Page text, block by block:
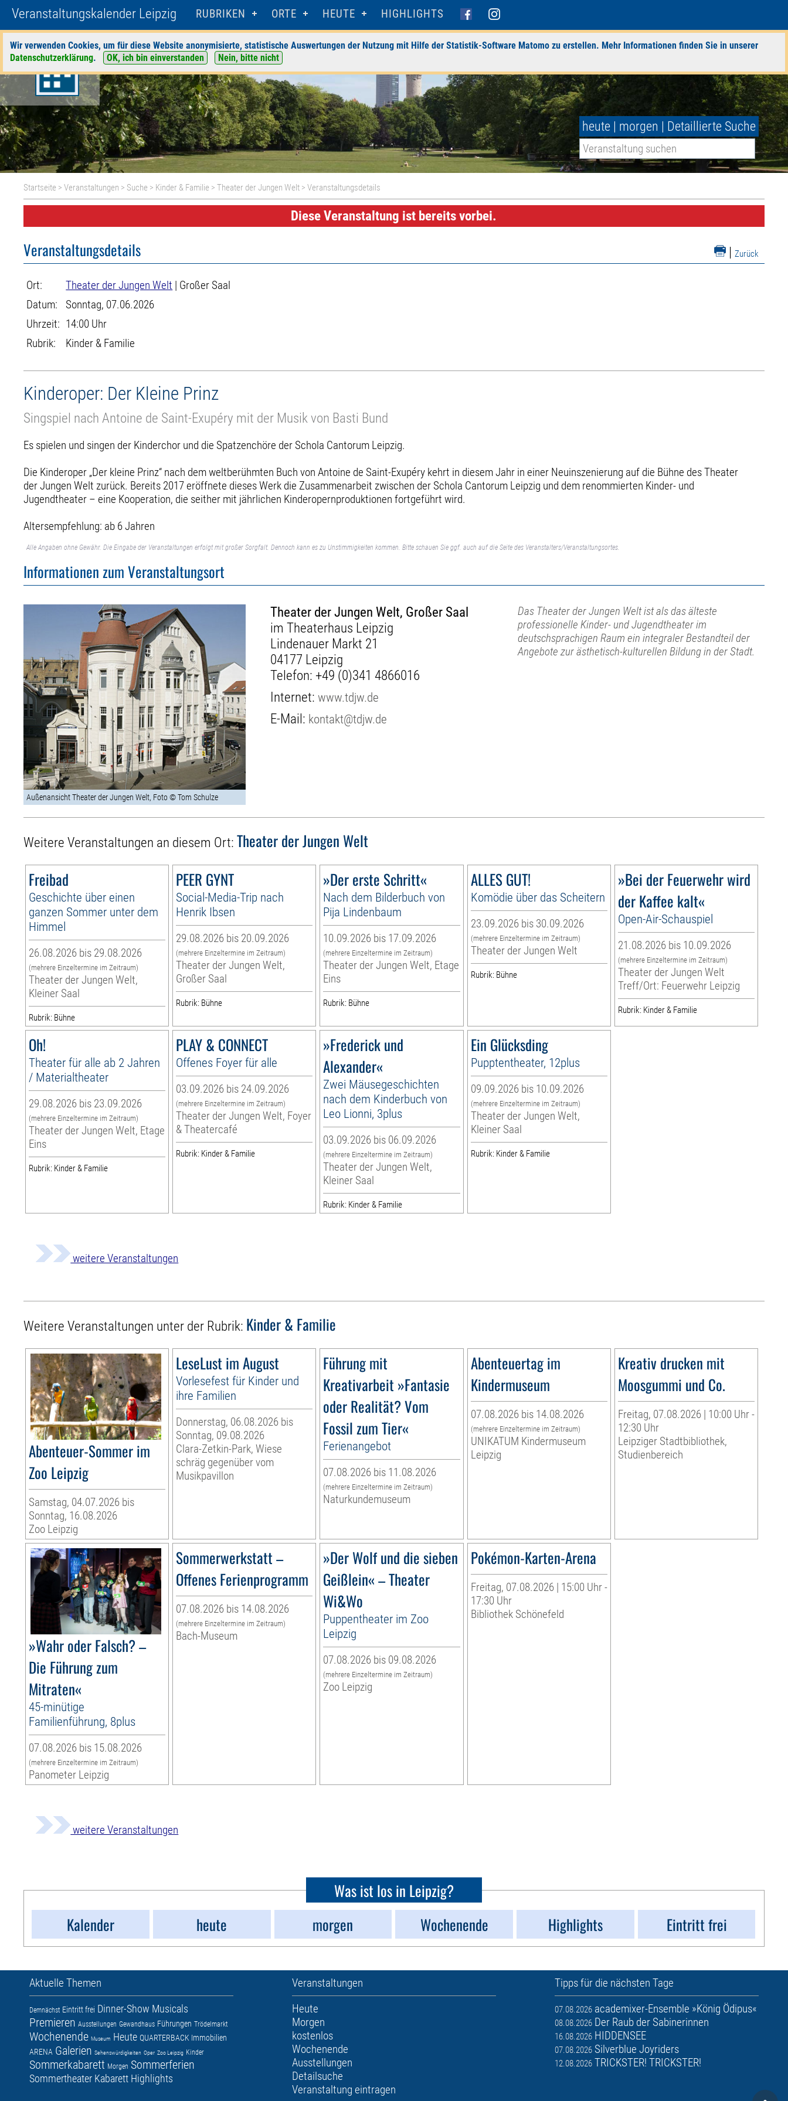
Veranstaltungskalender Leipzig RUBRIKEN ORTE HEUTE HIGHLIGHTS
Wir verwenden Cookies, um für diese Website anonymisierte, statistische Auswertungen der Nutzung mit Hilfe der Statistik-Software Matomo zu erstellen. Mehr Informationen finden Sie in unserer
Datenschutzerklärung. OK, ich bin einverstanden Nein, bitte nicht
heute | morgen | Detaillierte Suche
Startseite >Veranstaltungen > Suche > Kinder & Familie >Theater der Jungen Welt > Veranstaltungsdetails
Diese Veranstaltung ist bereits vorbei.
| Zurück
Veranstaltungsdetails
Ort: Theater der Jungen Welt | Großer Saal
Datum:
Sonntag, 07.06.2026
Uhrzeit: 14:00 Uhr
Rubrik:
Kinder & Familie
Kinderoper: Der Kleine Prinz
Singspiel nach Antoine de Saint-Exupéry mit der Musik von Basti Bund
Es spielen und singen der Kinderchor und die Spatzenchöre der Schola Cantorum Leipzig.
Die Kinderoper „Der kleine Prinz“ nach dem weltberühmten Buch von Antoine de Saint-Exupéry kehrt in diesem Jahr in einer Neuinszenierung auf die Bühne des Theater
der Jungen Welt zurück. Bereits 2017 eröffnete dieses Werk die Zusammenarbeit zwischen der Schola Cantorum Leipzig und dem renommierten Kinder- und
Jugendtheater – eine Kooperation, die seither mit jährlichen Kinderopernproduktionen fortgeführt wird.
Altersempfehlung: ab 6 Jahren
Alle Angaben ohne Gewähr. Die Eingabe der Veranstaltungen erfolgt mit großer Sorgfalt. Dennoch kann es zu Unstimmigkeiten kommen. Bitte schauen Sie ggf. auch auf die Seite des Veranstalters/Veranstaltungsortes.
Informationen zum Veranstaltungsort
Außenansicht Theater der Jungen Welt, Foto © Tom Schulze
Theater der Jungen Welt, Großer Saal
im Theaterhaus Leipzig
Lindenauer Markt 21
04177 Leipzig
Telefon: +49 (0)341 4866016
Internet:www.tdjw.de
E-Mail: kontakt@tdjw.de
Das Theater der Jungen Welt ist als das älteste
professionelle Kinder- und Jugendtheater im
deutschsprachigen Raum ein integraler Bestandteil der
Angebote zur ästhetisch-kulturellen Bildung in der Stadt.
Weitere Veranstaltungen an diesem Ort: Theater der Jungen Welt
Freibad
Geschichte über einen
ganzen Sommer unter dem
Himmel
26.08.2026 bis 29.08.2026
(mehrere Einzeltermine im Zeitraum)
Theater der Jungen Welt,
Kleiner Saal
Rubrik: Bühne
PEER GYNT
Social-Media-Trip nach
Henrik Ibsen
29.08.2026 bis 20.09.2026
(mehrere Einzeltermine im Zeitraum)
Theater der Jungen Welt,
Großer Saal
Rubrik: Bühne
»Der erste Schritt«
Nach dem Bilderbuch von
Pija Lindenbaum
10.09.2026 bis 17.09.2026
(mehrere Einzeltermine im Zeitraum)
Theater der Jungen Welt, Etage
Eins
Rubrik: Bühne
ALLES GUT!
Komödie über das Scheitern
23.09.2026 bis 30.09.2026
(mehrere Einzeltermine im Zeitraum)
Theater der Jungen Welt
Rubrik: Bühne
»Bei der Feuerwehr wird
der Kaffee kalt«
Open-Air-Schauspiel
21.08.2026 bis 10.09.2026
(mehrere Einzeltermine im Zeitraum)
Theater der Jungen Welt
Treff/Ort: Feuerwehr Leipzig
Rubrik: Kinder & Familie
Oh!
Theater für alle ab 2 Jahren
/ Materialtheater
29.08.2026 bis 23.09.2026
(mehrere Einzeltermine im Zeitraum)
Theater der Jungen Welt, Etage
Eins
Rubrik: Kinder & Familie
PLAY & CONNECT
Offenes Foyer für alle
03.09.2026 bis 24.09.2026
(mehrere Einzeltermine im Zeitraum)
Theater der Jungen Welt, Foyer
& Theatercafé
Rubrik: Kinder & Familie
»Frederick und
Alexander«
Zwei Mäusegeschichten
nach dem Kinderbuch von
Leo Lionni, 3plus
03.09.2026 bis 06.09.2026
(mehrere Einzeltermine im Zeitraum)
Theater der Jungen Welt,
Kleiner Saal
Rubrik: Kinder & Familie
Ein Glücksding
Pupptentheater, 12plus
09.09.2026 bis 10.09.2026
(mehrere Einzeltermine im Zeitraum)
Theater der Jungen Welt,
Kleiner Saal
Rubrik: Kinder & Familie
weitere Veranstaltungen
Weitere Veranstaltungen unter der Rubrik: Kinder & Familie
Abenteuer-Sommer im
Zoo Leipzig
Samstag, 04.07.2026 bis
Sonntag, 16.08.2026
Zoo Leipzig
LeseLust im August
Vorlesefest für Kinder und
ihre Familien
Donnerstag, 06.08.2026 bis
Sonntag, 09.08.2026
Clara-Zetkin-Park, Wiese
schräg gegenüber vom
Musikpavillon
Führung mit
Kreativarbeit »Fantasie
oder Realität? Vom
Fossil zum Tier«
Ferienangebot
07.08.2026 bis 11.08.2026
(mehrere Einzeltermine im Zeitraum)
Naturkundemuseum
Abenteuertag im
Kindermuseum
07.08.2026 bis 14.08.2026
(mehrere Einzeltermine im Zeitraum)
UNIKATUM Kindermuseum
Leipzig
Kreativ drucken mit
Moosgummi und Co.
Freitag, 07.08.2026 | 10:00 Uhr -
12:30 Uhr
Leipziger Stadtbibliothek,
Studienbereich
»Wahr oder Falsch? –
Die Führung zum
Mitraten«
45-minütige
Familienführung, 8plus
07.08.2026 bis 15.08.2026
(mehrere Einzeltermine im Zeitraum)
Panometer Leipzig
Sommerwerkstatt –
Offenes Ferienprogramm
07.08.2026 bis 14.08.2026
(mehrere Einzeltermine im Zeitraum)
Bach-Museum
»Der Wolf und die sieben
Geißlein« – Theater
Wi&Wo
Puppentheater im Zoo
Leipzig
07.08.2026 bis 09.08.2026
(mehrere Einzeltermine im Zeitraum)
Zoo Leipzig
Pokémon-Karten-Arena
Freitag, 07.08.2026 | 15:00 Uhr -
17:30 Uhr
Bibliothek Schönefeld
weitere Veranstaltungen
Was ist los in Leipzig?
Kalender
heute morgen Wochenende Highlights Eintritt frei
Aktuelle Themen
Demnächst Eintritt frei Dinner-Show Musicals
Premieren Ausstellungen Gewandhaus Führungen Trödelmarkt
Wochenende Museum Heute QUARTERBACK Immobilien
ARENA Galerien Sehenswürdigkeiten Oper Zoo Leipzig Kinder
Sommerkabarett Morgen Sommerferien
Sommertheater Kabarett Highlights
Veranstaltungen
Heute
Morgen
kostenlos
Wochenende
Ausstellungen
Detailsuche
Veranstaltung eintragen
Tipps für die nächsten Tage
07.08.2026 academixer-Ensemble »König Ödipus«
08.08.2026 Der Raub der Sabinerinnen
16.08.2026 HIDDENSEE
07.08.2026 Silverblue Joyriders
12.08.2026 TRICKSTER! TRICKSTER!